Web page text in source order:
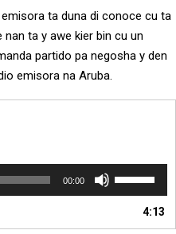
ta duna di conoce cu ta
ta y awe kier bin cu un
partido pa negosha y den
emisora na Aruba.
00:00
4:13